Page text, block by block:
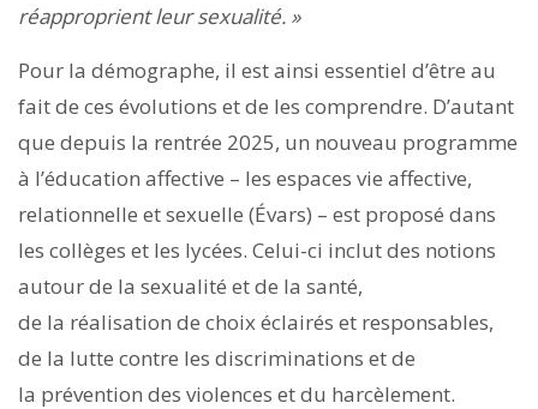
réapproprient leur sexualité. »
Pour la démographe, il est ainsi essentiel d’être au
fait de ces évolutions et de les comprendre. D’autant
que depuis la rentrée 2025, un nouveau programme
à l’éducation affective – les espaces vie affective,
relationnelle et sexuelle (Évars) – est proposé dans
les collèges et les lycées. Celui-ci inclut des notions
autour de la sexualité et de la santé,
de la réalisation de choix éclairés et responsables,
de la lutte contre les discriminations et de
la prévention des violences et du harcèlement.